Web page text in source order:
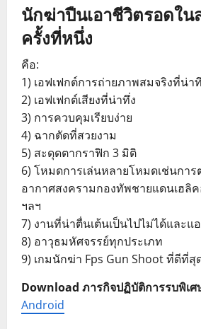
นักฆ่าปืนเอาชีวิตรอดใน
ครั้งที่หนึ่ง
คือ:
1) เอฟเฟกต์การถ่ายภาพสมจริงที่น่า
2) เอฟเฟกต์เสียงที่น่าทึ่ง
3) การควบคุมเรียบง่าย
4) ฉากตัดที่สวยงาม
5) สะดุดตากราฟิก 3 มิติ
6) โหมดการเล่นหลายโหมดเช่นกา
อากาศสงครามกองทัพชายแดนเฮลิ
ฯลฯ
7) งานที่น่าตื่นเต้นเป็นไปไม่ได้และแ
8) อาวุธมหัศจรรย์ทุกประเภท
9) เกมนักฆ่า Fps Gun Shoot ที่ดีที่สุ
Download ภารกิจปฏิบัติการรบพิเศ
Android